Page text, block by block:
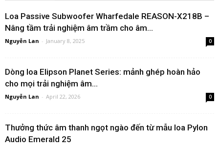
Loa Passive Subwoofer Wharfedale REASON-X218B –
Nâng tầm trải nghiệm âm trầm cho âm...
Nguyễn Lan - January 8, 2025 0
Dòng loa Elipson Planet Series: mảnh ghép hoàn hảo
cho mọi trải nghiệm âm...
Nguyễn Lan - April 22, 2026 0
Thưởng thức âm thanh ngọt ngào đến từ mẫu loa Pylon
Audio Emerald 25